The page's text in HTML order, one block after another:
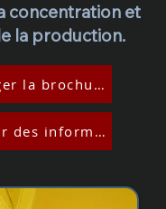
concentration et
la production.
Télécharger la brochure
Demander des informations